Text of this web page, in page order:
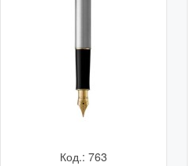
Код.: 763